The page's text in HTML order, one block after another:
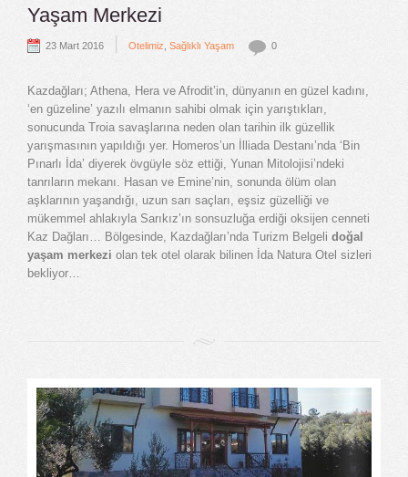
Yaşam Merkezi
23 Mart 2016 | Otelimiz Sağlıklı Yaşam 0
Kazdağları; Athena, Hera ve Afrodit’in, dünyanın en güzel kadını,
‘en güzeline’ yazılı elmanın sahibi olmak için yarıştıkları,
sonucunda Troia savaşlarına neden olan tarihin ilk güzellik
yarışmasının yapıldığı yer. Homeros’un İlliada Destanı’nda ‘Bin
Pınarlı İda’ diyerek övgüyle söz ettiği, Yunan Mitolojisi’ndeki
tanrıların mekanı. Hasan ve Emine’nin, sonunda ölüm olan
aşklarının yaşandığı, uzun sarı saçları, eşsiz güzelliği ve
mükemmel ahlakıyla Sarıkız’ın sonsuzluğa erdiği oksijen cenneti
Kaz Dağları… Bölgesinde, Kazdağları’nda Turizm Belgeli doğal
yaşam merkezi olan tek otel olarak bilinen İda Natura Otel sizleri
bekliyor…